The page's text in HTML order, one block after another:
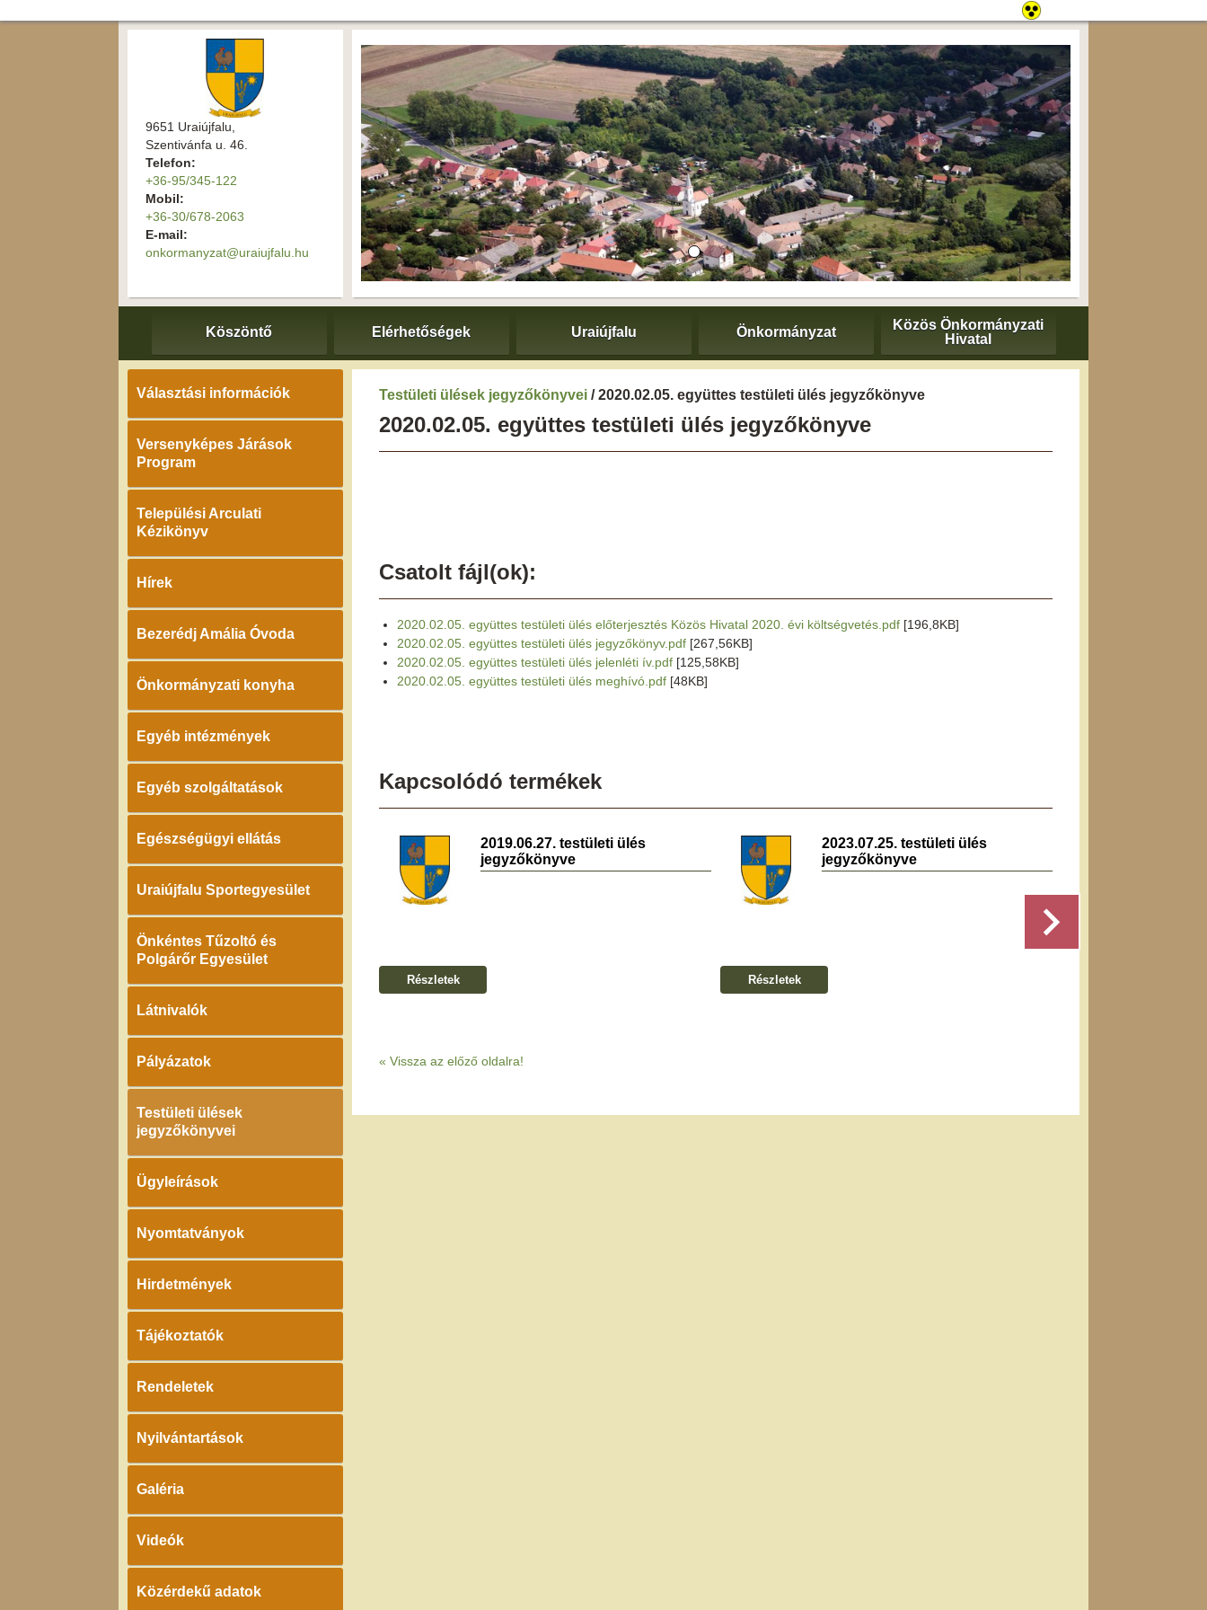
9651 Uraiújfalu,
Szentivánfa u. 46.
Telefon:
+36-95/345-122
Mobil:
+36-30/678-2063
E-mail:
onkormanyzat@uraiujfalu.hu
Köszöntő Elérhetőségek Uraiújfalu Önkormányzat
Közös Önkormányzati
Hivatal
Választási információk
Versenyképes Járások
Program
Települési Arculati
Kézikönyv
Hírek
Bezerédj Amália Óvoda
Önkormányzati konyha
Egyéb intézmények
Egyéb szolgáltatások
Egészségügyi ellátás
Uraiújfalu Sportegyesület
Önkéntes Tűzoltó és
Polgárőr Egyesület
Látnivalók
Pályázatok
Testületi ülések
jegyzőkönyvei
Ügyleírások
Nyomtatványok
Hirdetmények
Tájékoztatók
Rendeletek
Nyilvántartások
Galéria
Videók
Közérdekű adatok
Testületi ülések jegyzőkönyvei / 2020.02.05. együttes testületi ülés jegyzőkönyve
2020.02.05. együttes testületi ülés jegyzőkönyve
Csatolt fájl(ok):
2020.02.05. együttes testületi ülés előterjesztés Közös Hivatal 2020. évi költségvetés.pdf [196,8KB]
2020.02.05. együttes testületi ülés jegyzőkönyv.pdf [267,56KB]
2020.02.05. együttes testületi ülés jelenléti ív.pdf [125,58KB]
2020.02.05. együttes testületi ülés meghívó.pdf [48KB]
Kapcsolódó termékek
2019.06.27. testületi ülés
jegyzőkönyve
Részletek
2023.07.25. testületi ülés
jegyzőkönyve
Részletek
« Vissza az előző oldalra!